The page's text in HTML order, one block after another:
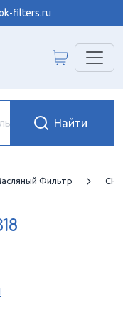
filters.ru
Фильтр